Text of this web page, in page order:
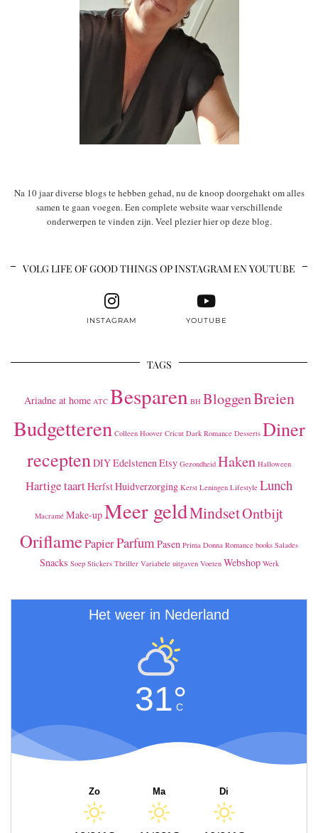
Na 10 jaar diverse blogs te hebben gehad, nu de knoop doorgehakt om alles
samen te gaan voegen. Een complete website waar verschillende
onderwerpen te vinden zijn. Veel plezier hier op deze blog.
VOLG LIFE OF GOOD THINGS OP INSTAGRAM EN YOUTUBE
INSTAGRAM YOUTUBE
TAGS
Ariadne at home ATC Besparen BH BloggenBreien
Budgetteren Colleen Hoover Cricut Dark Romance Desserts Diner
recepten DIYEdelstenen Etsy Gezondheid Haken Halloween
Hartige taartHerfstHuidverzorging Kerst Leningen Lifestyle Lunch
Macramé Make-upMeer geldMindsetOntbijt
OriflamePapierParfum Pasen Prima Donna Romance books Salades
Snacks Soep Stickers Thriller Variabele uitgaven Voeten Webshop Werk
Het weer in Nederland
31°
C
Zo Ma Di